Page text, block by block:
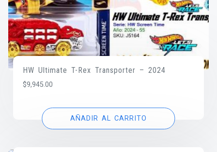
HW Ultimate T-Rex Transporter – 2024
$9,945.00
AÑADIR AL CARRITO